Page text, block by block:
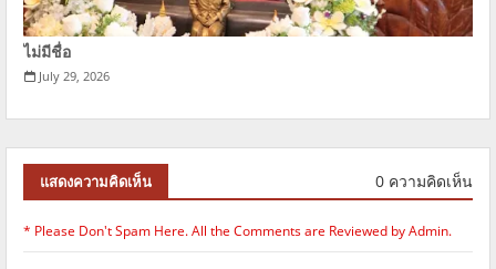
ไม่มีชื่อ
July 29, 2026
แสดงความคิดเห็น 0 ความคิดเห็น
* Please Don't Spam Here. All the Comments are Reviewed by Admin.